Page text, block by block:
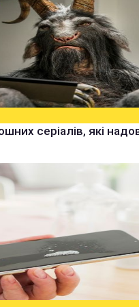
серіалів, які